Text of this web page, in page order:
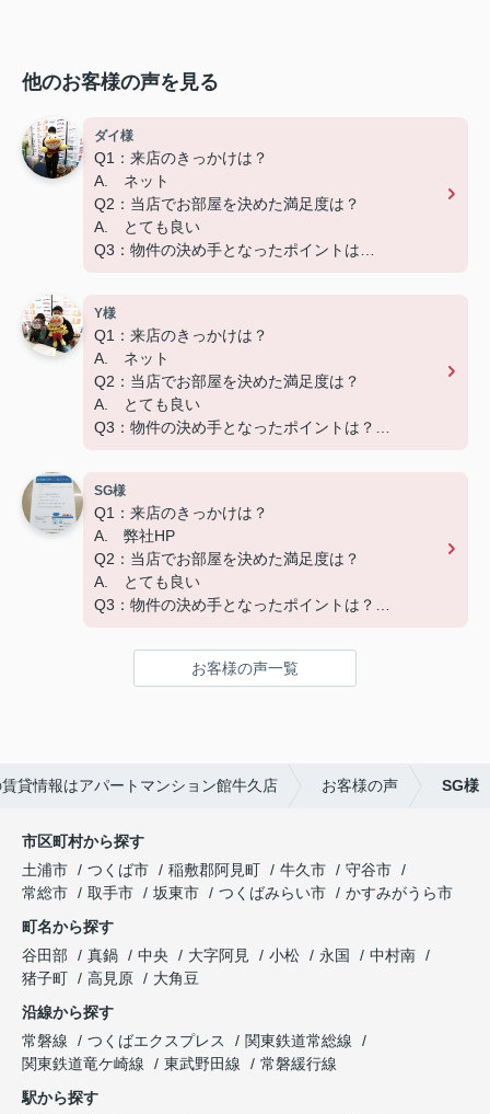
他のお客様の声を見る
ダイ様
Q1：来店のきっかけは？
A. ネット
Q2：当店でお部屋を決めた満足度は？
A. とても良い
Q3：物件の決め手となったポイントは？
Y様
Q1：来店のきっかけは？
A. ネット
Q2：当店でお部屋を決めた満足度は？
A. とても良い
Q3：物件の決め手となったポイントは？
ーーーーーーーーーーーーーーーーーーーー
この度はご成約いただき、ありがとうございました
☆彡
快適な新生活になることをお祈りしています('ω')
SG様
Q1：来店のきっかけは？
A. 弊社HP
Q2：当店でお部屋を決めた満足度は？
A. とても良い
Q3：物件の決め手となったポイントは？
ーーーーーーーーーーーーーーーーーーーー
お客様の声一覧
貸情報はアパートマンション館牛久店 お客様の声 SG様
市区町村から探す
土浦市
つくば市 稲敷郡阿見町 牛久市
守谷市
常総市
取手市 坂東市 つくばみらい市
かすみがうら市
町名から探す
谷田部
真鍋 中央 大字阿見 小松 永国
中村南
猪子町
高見原
大角豆
沿線から探す
常磐線
つくばエクスプレス
関東鉄道常総線
関東鉄道竜ケ崎線
東武野田線
常磐緩行線
駅から探す